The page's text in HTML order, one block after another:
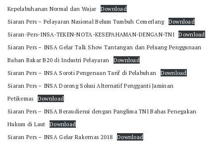
Kepelabuhanan Normal dan Wajar Download
Siaran Pers – Pelayaran Nasional Belum Tumbuh Cemerlang Download
Siaran-Pers-INSA-TEKEN-NOTA-KESEPAHAMAN-DENGAN-TNI Download
Siaran Pers – INSA Gelar Talk Show Tantangan dan Peluang Penggunaan
Bahan Bakar B20 di Industri Pelayaran
Download
Siaran Pers – INSA Soroti Pengenaan Tarif di Pelabuhan
Download
Siaran Pers – INSA Dorong Solusi Alternatif Pengganti Jaminan
Petikemas Download
Siaran Pers – INSA Beraudiensi dengan Panglima TNI Bahas Penegakan
Hukum di Laut
Download
Siaran Pers – INSA Gelar Rakernas 2018
Download